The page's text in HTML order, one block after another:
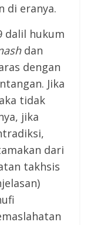
di eranya.
dalil hukum
dan
dengan
Jika
tidak
jika
dari
takhsis